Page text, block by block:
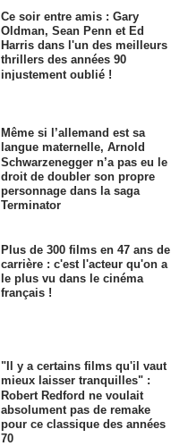
Ce soir entre amis : Gary
Oldman, Sean Penn et Ed
Harris dans l'un des meilleurs
thrillers des années 90
injustement oublié !
Même si l’allemand est sa
langue maternelle, Arnold
Schwarzenegger n’a pas eu le
droit de doubler son propre
personnage dans la saga
Terminator
Plus de 300 films en 47 ans de
carrière : c'est l'acteur qu'on a
le plus vu dans le cinéma
français !
"Il y a certains films qu'il vaut
mieux laisser tranquilles" :
Robert Redford ne voulait
absolument pas de remake
pour ce classique des années
70